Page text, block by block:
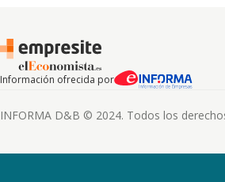
Información ofrecida por
INFORMA D&B © 2024. Todos los